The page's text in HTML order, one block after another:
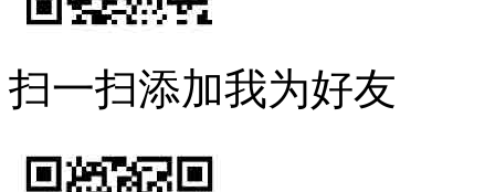
扫一扫添加我为好友